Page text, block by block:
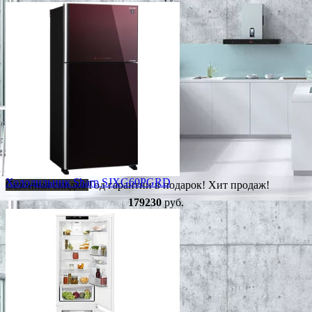
Сезонная скидкаГод гарантии в подарок! Хит продаж!
Холодильник Sharp SJXG60PGRD
179230руб.